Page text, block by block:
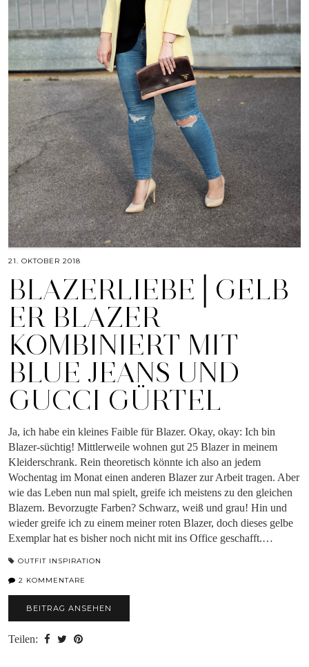
21. OKTOBER 2018
BLAZERLIEBE│GELB
ER BLAZER
KOMBINIERT MIT
BLUE JEANS UND
GUCCI GÜRTEL
Ja, ich habe ein kleines Faible für Blazer. Okay, okay: Ich bin
Blazer-süchtig! Mittlerweile wohnen gut 25 Blazer in meinem
Kleiderschrank. Rein theoretisch könnte ich also an jedem
Wochentag im Monat einen anderen Blazer zur Arbeit tragen. Aber
wie das Leben nun mal spielt, greife ich meistens zu den gleichen
Blazern. Bevorzugte Farben? Schwarz, weiß und grau! Hin und
wieder greife ich zu einem meiner roten Blazer, doch dieses gelbe
Exemplar hat es bisher noch nicht mit ins Office geschafft.…
OUTFIT INSPIRATION
2 KOMMENTARE
BEITRAG ANSEHEN
Teilen: